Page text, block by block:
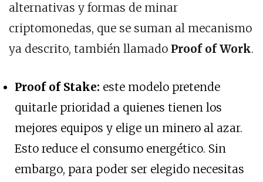
alternativas y formas de minar
criptomonedas, que se suman al mecanismo
ya descrito, también llamado Proof of Work.
Proof of Stake: este modelo pretende
quitarle prioridad a quienes tienen los
mejores equipos y elige un minero al azar.
Esto reduce el consumo energético. Sin
embargo, para poder ser elegido necesitas